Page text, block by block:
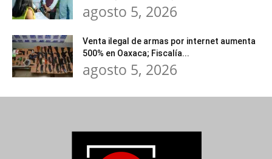
agosto 5, 2026
Venta ilegal de armas por internet aumenta
500% en Oaxaca; Fiscalía...
agosto 5, 2026